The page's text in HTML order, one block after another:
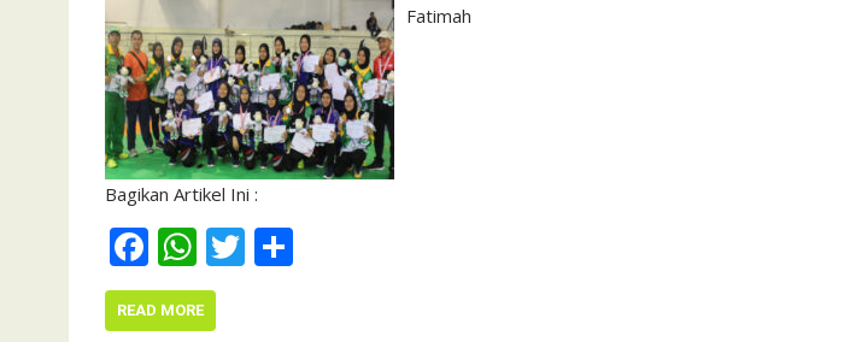
Fatimah
Bagikan Artikel Ini :
F
ac
e
W
h
at
T
READ MORE